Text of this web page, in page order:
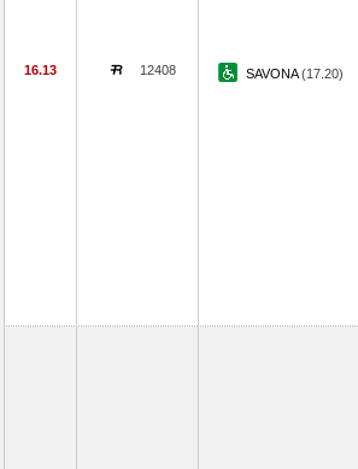
16.13 12408 SAVONA(17.20)